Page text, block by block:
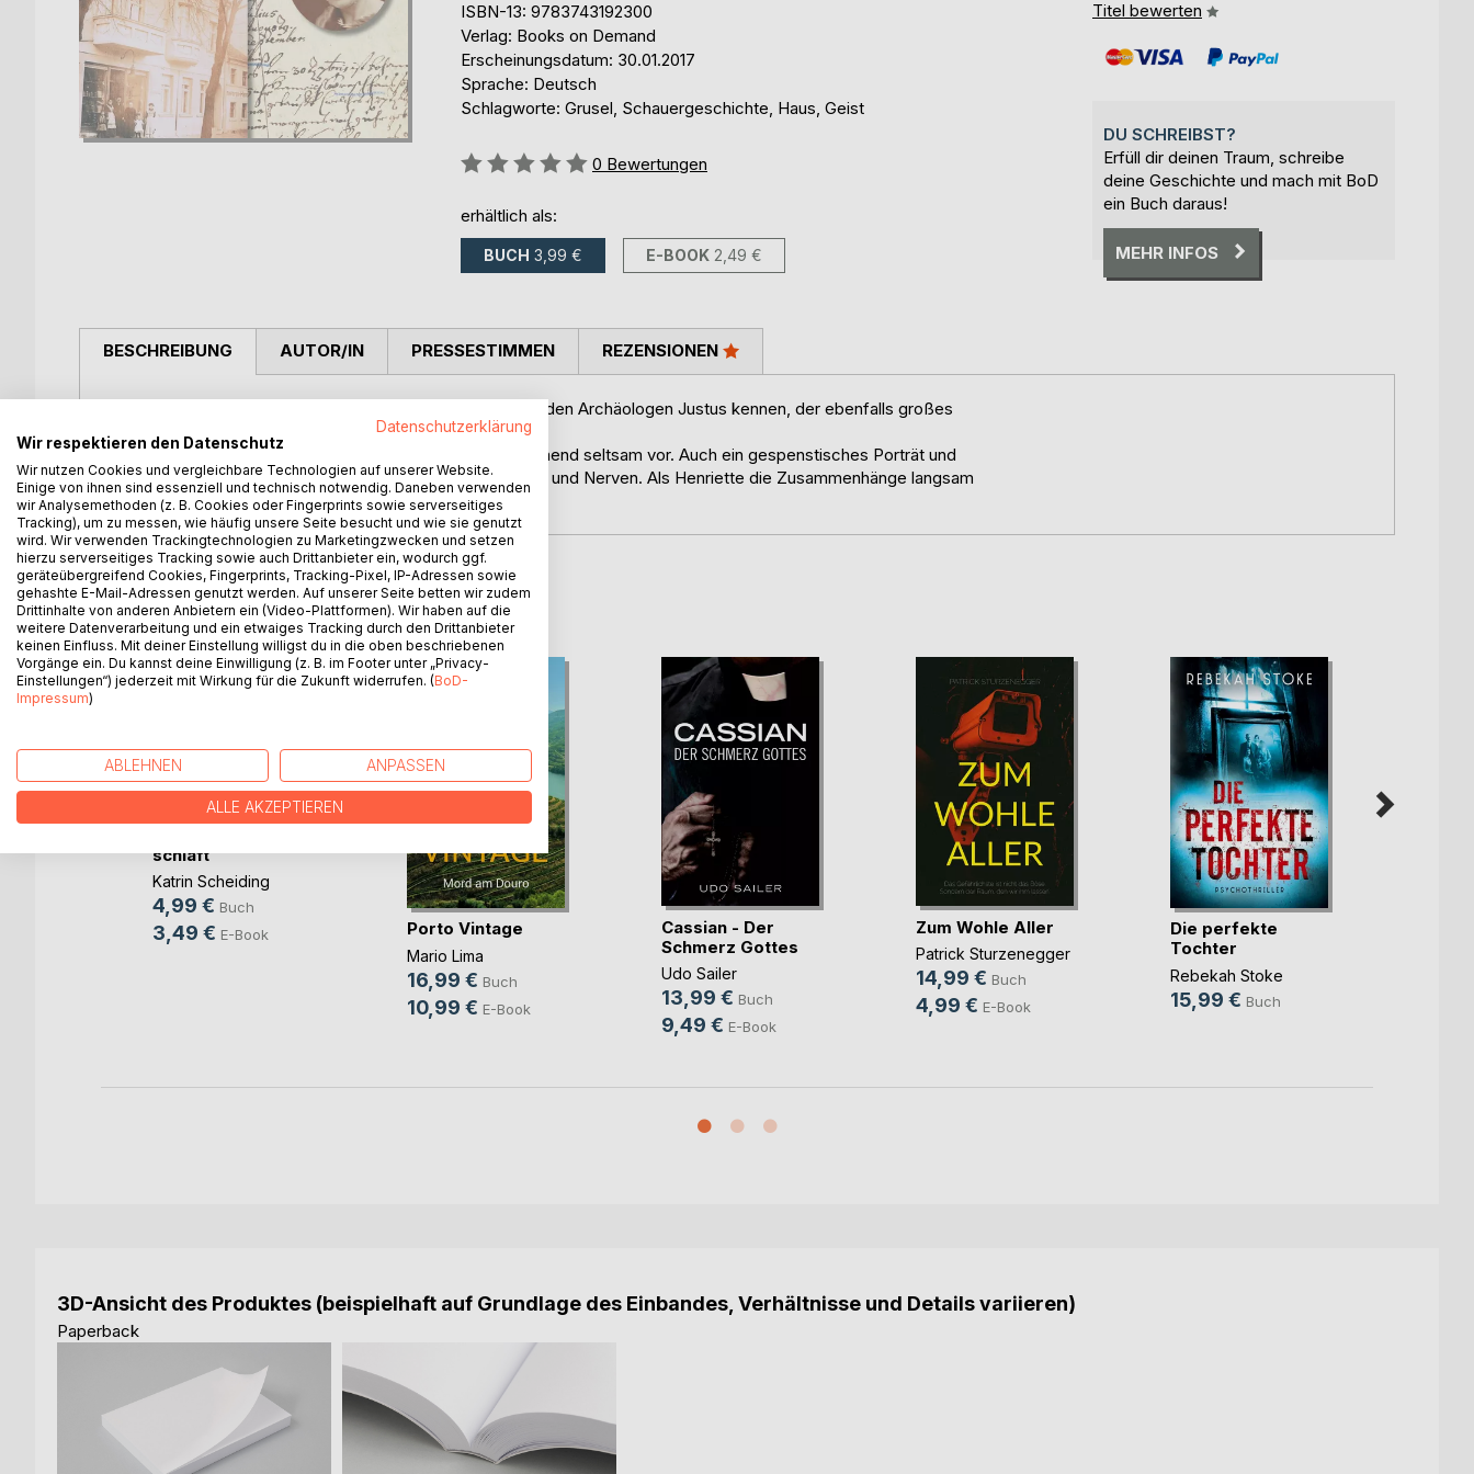
ISBN-13: 9783743192300
Verlag: Books on Demand
Erscheinungsdatum: 30.01.2017
Sprache: Deutsch
Schlagworte: Grusel, Schauergeschichte, Haus, Geist
Bewertung::
0 Bewertungen
erhältlich als:
BUCH 3,99 € E-BOOK 2,49 €
Titel bewerten
DU SCHREIBST?
Erfüll dir deinen Traum, schreibe
deine Geschichte und mach mit BoD
ein Buch daraus!
MEHR INFOS
BESCHREIBUNG
Beim Stöbern in historischen Dokumenten lernt Henriette den Archäologen Justus kennen, der ebenfalls großes
Interesse an den alten Schriftstücken hat.
Doch nicht nur Justus' Verhalten kommt Henriette zunehmend seltsam vor. Auch ein gespenstisches Porträt und
unheimliche Schritte in der Dachkammer rauben ihr Schlaf und Nerven. Als Henriette die Zusammenhänge langsam
erkennt, steckt sie schon mitten im Grauen.
AUTOR/IN PRESSESTIMMEN REZENSIONEN
WEITERE TITEL BEIBoD
schläft
Katrin Scheiding
4,99 € Buch
3,49 € E-Book Porto Vintage
Mario Lima
16,99 € Buch
10,99 € E-Book
Cassian - Der
Schmerz Gottes
Udo Sailer
13,99 € Buch
9,49 € E-Book
Zum Wohle Aller
Patrick Sturzenegger
14,99 € Buch
4,99 € E-Book
Die perfekte
Tochter
Rebekah Stoke
15,99 € Buch
3D-Ansicht des Produktes (beispielhaft auf Grundlage des Einbandes, Verhältnisse und Details variieren)
Paperback
Datenschutzerklärung
Wir respektieren den Datenschutz
Wir nutzen Cookies und vergleichbare Technologien auf unserer Website.
Einige von ihnen sind essenziell und technisch notwendig. Daneben verwenden
wir Analysemethoden (z. B. Cookies oder Fingerprints sowie serverseitiges
Tracking), um zu messen, wie häufig unsere Seite besucht und wie sie genutzt
wird. Wir verwenden Trackingtechnologien zu Marketingzwecken und setzen
hierzu serverseitiges Tracking sowie auch Drittanbieter ein, wodurch ggf.
geräteübergreifend Cookies, Fingerprints, Tracking-Pixel, IP-Adressen sowie
gehashte E-Mail-Adressen genutzt werden. Auf unserer Seite betten wir zudem
Drittinhalte von anderen Anbietern ein (Video-Plattformen). Wir haben auf die
weitere Datenverarbeitung und ein etwaiges Tracking durch den Drittanbieter
keinen Einfluss. Mit deiner Einstellung willigst du in die oben beschriebenen
Vorgänge ein. Du kannst deine Einwilligung (z. B. im Footer unter „Privacy-
Einstellungen“) jederzeit mit Wirkung für die Zukunft widerrufen. (BoD-
Impressum)
ABLEHNEN ANPASSEN
ALLE AKZEPTIEREN